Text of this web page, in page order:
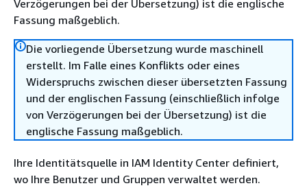
Verzögerungen bei der Übersetzung) ist die englische
Fassung maßgeblich.
Die vorliegende Übersetzung wurde maschinell
erstellt. Im Falle eines Konflikts oder eines
Widerspruchs zwischen dieser übersetzten Fassung
und der englischen Fassung (einschließlich infolge
von Verzögerungen bei der Übersetzung) ist die
englische Fassung maßgeblich.
Ihre Identitätsquelle in IAM Identity Center definiert,
wo Ihre Benutzer und Gruppen verwaltet werden.